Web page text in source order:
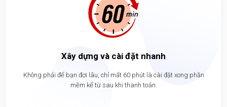
Xây dựng và cài đặt nhanh
Không phải để bạn đợi lâu, chỉ mất 60 phút là cài đặt xong phần
mềm kể từ sau khi thanh toán.